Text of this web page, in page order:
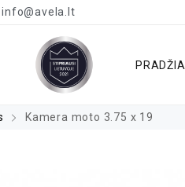
info@avela.lt
PRADŽIA
Kamera moto 3.75 x 19